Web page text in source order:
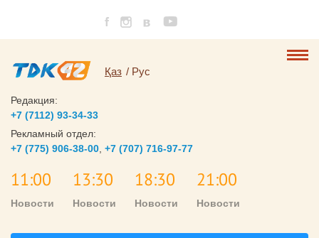
Қаз Рус
Редакция:
+7 (7112) 93-34-33
Рекламный отдел:
+7 (775) 906-38-00 +7 (707) 716-97-77
11:00
Новости
13:30
Новости
18:30
Новости
21:00
Новости